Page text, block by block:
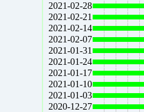
2021-02-28
2021-02-21
2021-02-14
2021-02-07
2021-01-31
2021-01-24
2021-01-17
2021-01-10
2021-01-03
2020-12-27